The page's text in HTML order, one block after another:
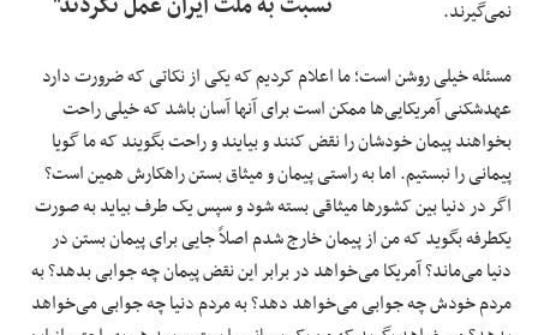
نمی‌گیرند.
مسئله خیلی روشن است؛ ما اعلام کردیم که یکی از نکاتی که ضرورت دارد
عهدشکنی آمریکایی‌ها ممکن است برای آنها آسان باشد که خیلی راحت
بخواهند پیمان خودشان را نقض کنند و بیایند و راحت بگویند که ما گویا
پیمانی را نبستیم. اما به راستی پیمان و میثاق بستن راهکارش همین است؟
اگر در دنیا بین کشورها میثاقی بسته شود و سپس یک طرف بیاید به صورت
یکطرفه بگوید که من از پیمان خارج شدم اصلاً جایی برای پیمان بستن در
دنیا می‌ماند؟ آمریکا می‌خواهد در برابر این نقض پیمان چه جوابی بدهد؟ به
مردم خودش چه جوابی می‌خواهد دهد؟ به مردم دنیا چه جوابی می‌خواهد